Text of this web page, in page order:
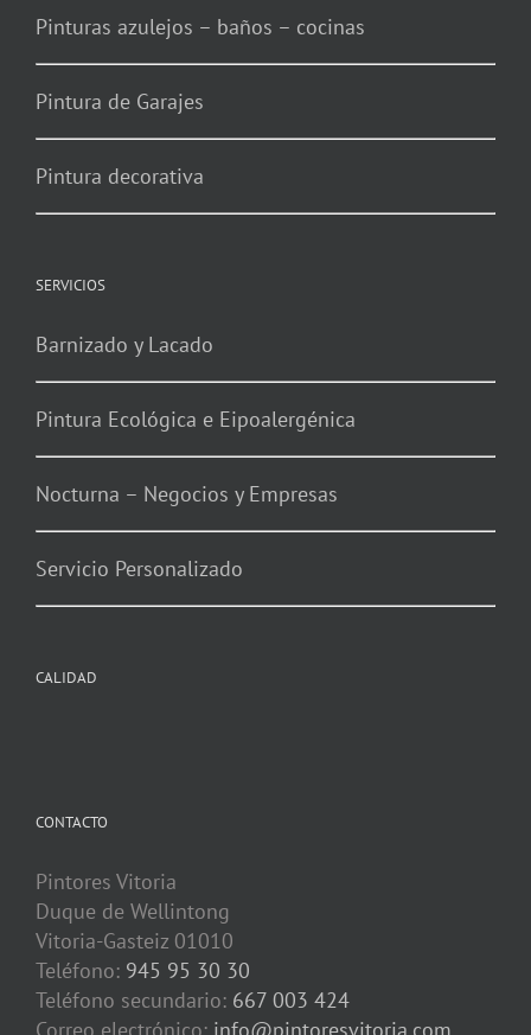
Pinturas azulejos – baños – cocinas
Pintura de Garajes
Pintura decorativa
SERVICIOS
Barnizado y Lacado
Pintura Ecológica e Eipoalergénica
Nocturna – Negocios y Empresas
Servicio Personalizado
CALIDAD
CONTACTO
Pintores Vitoria
Duque de Wellintong
Vitoria-Gasteiz 01010
Teléfono: 945 95 30 30
Teléfono secundario: 667 003 424
Correo electrónico: info@pintoresvitoria.com